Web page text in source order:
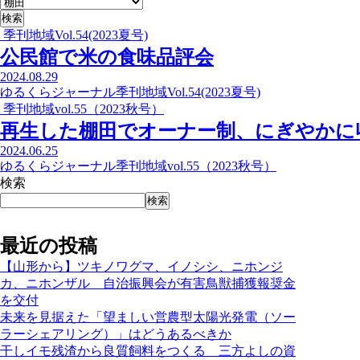
季刊地域Vol.54(2023夏号)
公民館で米の食味品評会
2024.08.29
ゆるくらジャーナル季刊地域Vol.54(2023夏号)
季刊地域vol.55（2023秋号）
再生した棚田でオーナー制、にぎやかに
2024.06.25
ゆるくらジャーナル季刊地域vol.55（2023秋号）
検索
検索
最近の投稿
【山形から】ツキノワグマ、イノシシ、ニホンジ
カ、ニホンザル 自治振興会が有害鳥獣捕獲報奨金
を交付
未来を見据えた「望ましい営農型太陽光発電（ソー
ラーシェアリング）」はどうあるべきか
干しイモ残渣から良質飼料をつくる 三方よしの資